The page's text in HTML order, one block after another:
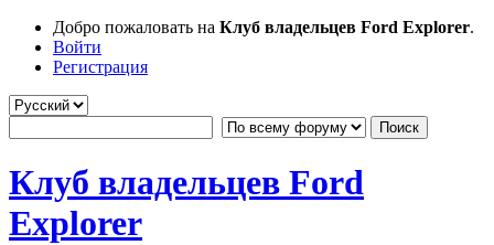
Добро пожаловать на Клуб владельцев Ford Explorer.
Войти
Регистрация
Клуб владельцев Ford
Explorer